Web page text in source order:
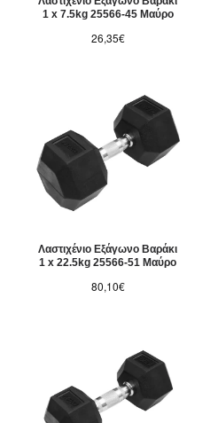
1 x 7.5kg 25566-45 Μαύρο
26,35€
Λαστιχένιο Εξάγωνο Βαράκι
1 x 22.5kg 25566-51 Μαύρο
80,10€